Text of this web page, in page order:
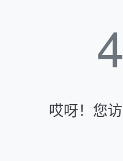
哎呀！您